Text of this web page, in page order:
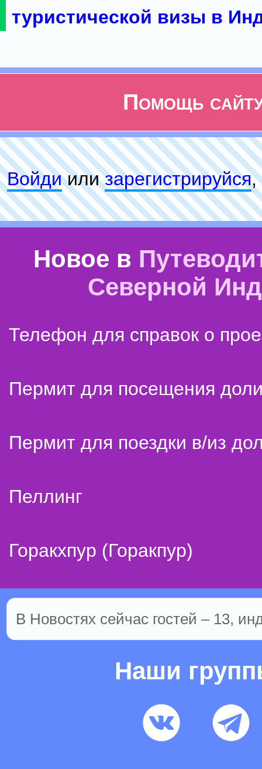
туристической визы в
Помощь
Войдиилизарeгиcтpируйся,
Новое в
Северной
Телефон для справок о
Пермит для посещения
Пермит для поездки в/из
Пеллинг
Горакхпур (Горакпур)
В Новостях сейчас гостей – 13,
Наши